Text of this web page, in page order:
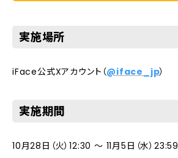
実施場所
iFace公式Xアカウント（@iface_jp）
実施期間
10月28日（火）12:30 ～ 11月5日（水）23:59